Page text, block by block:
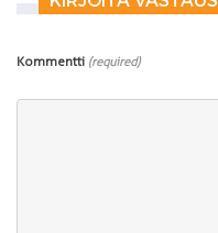
Kommentti (required)